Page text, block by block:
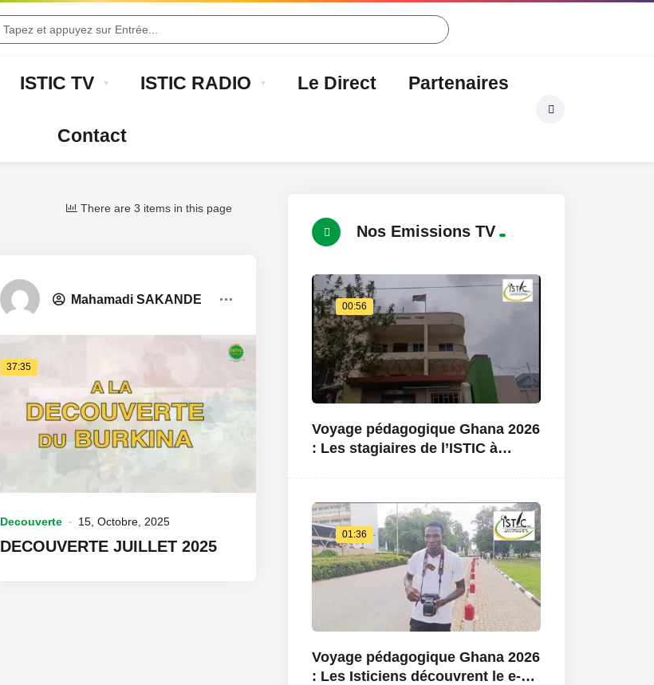
Reportages Extérieurs Annonces Et Communiqués
ISTIC TV ISTIC RADIO Le Direct Partenaires
Contact
There are 3 items in this page
Mahamadi SAKANDE
37:35
Decouverte 15, Octobre, 2025
DECOUVERTE JUILLET 2025
Nos Emissions TV
00:56
Voyage pédagogique Ghana 2026
: Les stagiaires de l’ISTIC à
01:36
Voyage pédagogique Ghana 2026
: Les Isticiens découvrent le e-